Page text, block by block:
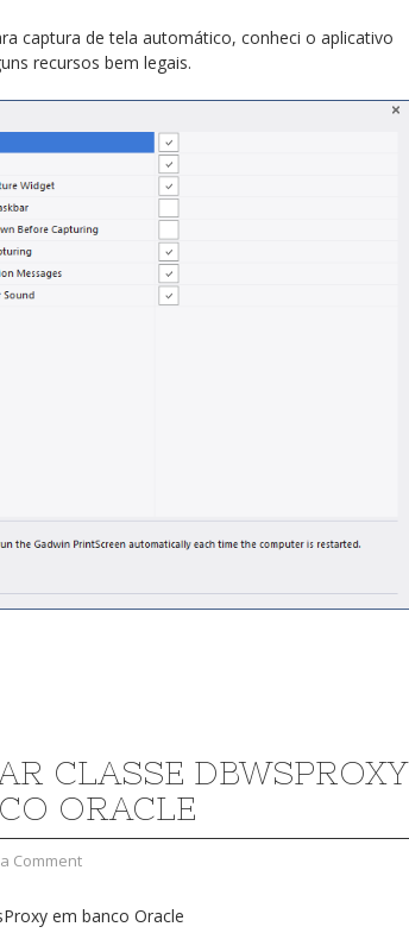
captura de tela automático, conheci o aplicativo
recursos bem legais.
CLASSE DBWSPROXY
ORACLE
Comment
em banco Oracle